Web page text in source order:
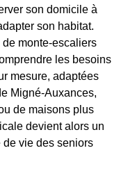
son domicile à
son habitat.
monte-escaliers
les besoins
mesure, adaptées
Migné-Auxances,
de maisons plus
devient alors un
vie des seniors